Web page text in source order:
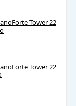
Tower 22
Tower 22